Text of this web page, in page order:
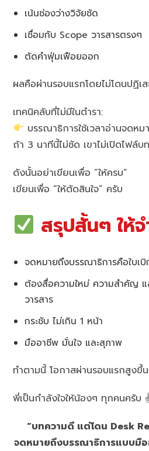
เน้นช่องว่างวิจัยชัด
เชื่อมกับ Scope วารสารตรงๆ
ตัดคำฟุ่มเฟือยออก
ผลคือผ่านรอบแรกโดยไม่โดนปฏิเ
เทคนิคลับที่ไม่มีในตำรา:
บรรณาธิการใช้เวลาอ่านจดห
ถ้า 3 นาทีนี้ไม่ชัด เขาไม่เปิดไฟล์บ
ดังนั้นอย่าเขียนเพื่อ “ให้ครบ”
เขียนเพื่อ “ให้ตัดสินใจ” ครับ
สรุปสั้นๆ ให้จ
จดหมายถึงบรรณาธิการคือใบเ
ต้องสื่อความใหม่ ความสำคัญ
วารสาร
กระชับ ไม่เกิน 1 หน้า
มืออาชีพ มั่นใจ และสุภาพ
ทำตามนี้ โอกาสผ่านรอบแรกสูงขึ้
พี่เป็นกำลังใจให้น้องๆ ทุกคนครับ
“บทความดี แต่โดน Desk
จดหมายถึงบรรณาธิการแบบมื